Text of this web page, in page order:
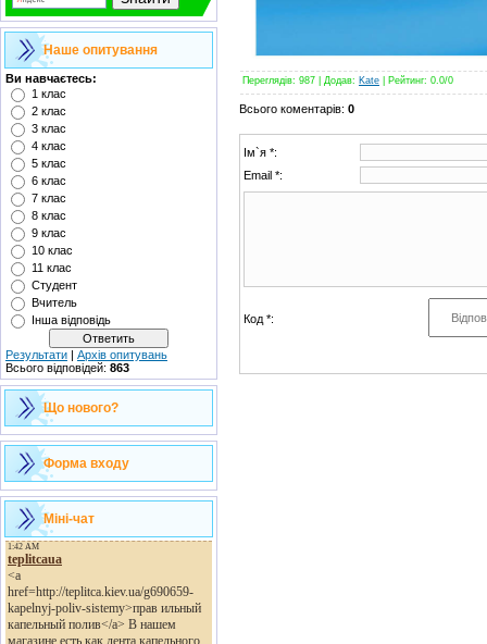
Наше опитування
Ви навчаєтесь:
1 клас
2 клас
3 клас
4 клас
5 клас
6 клас
7 клас
8 клас
9 клас
10 клас
11 клас
Студент
Вчитель
Інша відповідь
Результати | Архів опитувань
Всього відповідей: 863
Що нового?
Форма входу
Міні-чат
Переглядів: 987 | Додав: Kate Рейтинг: 0.0/0
Всього коментарів: 0
Ім`я *:
Email *:
Код *: